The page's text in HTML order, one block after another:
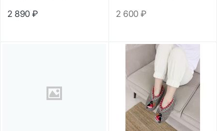
2 890 ₽ 2 600 ₽